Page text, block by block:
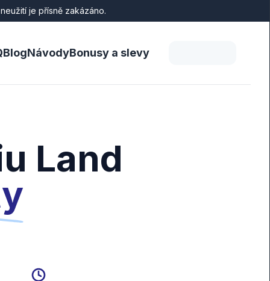
je přísně zakázáno.
BlogNávodyBonusy a slevy
Land